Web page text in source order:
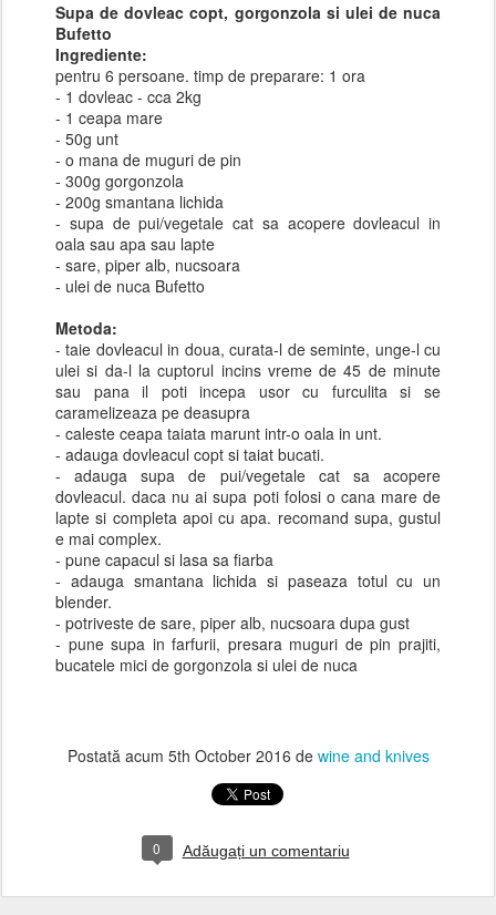
Supa de dovleac copt, gorgonzola si ulei de nuca
Bufetto
Ingrediente:
pentru 6 persoane. timp de preparare: 1 ora
- 1 dovleac - cca 2kg
- 1 ceapa mare
- 50g unt
- o mana de muguri de pin
- 300g gorgonzola
- 200g smantana lichida
- supa de pui/vegetale cat sa acopere dovleacul in
oala sau apa sau lapte
- sare, piper alb, nucsoara
- ulei de nuca Bufetto
Metoda:
- taie dovleacul in doua, curata-l de seminte, unge-l cu
ulei si da-l la cuptorul incins vreme de 45 de minute
sau pana il poti incepa usor cu furculita si se
caramelizeaza pe deasupra
- caleste ceapa taiata marunt intr-o oala in unt.
- adauga dovleacul copt si taiat bucati.
- adauga supa de pui/vegetale cat sa acopere
dovleacul. daca nu ai supa poti folosi o cana mare de
lapte si completa apoi cu apa. recomand supa, gustul
e mai complex.
- pune capacul si lasa sa fiarba
- adauga smantana lichida si paseaza totul cu un
blender.
- potriveste de sare, piper alb, nucsoara dupa gust
- pune supa in farfurii, presara muguri de pin prajiti,
bucatele mici de gorgonzola si ulei de nuca
Postată acum 5th October 2016 de wine and knives
0 Adăugați un comentariu